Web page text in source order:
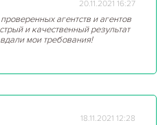
20.11.2021 16:27
агентств и агентов
и качественный результат
мои требования!
18.11.2021 12:28